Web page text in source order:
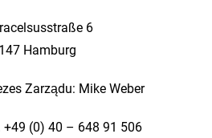
6
Hamburg
Zarządu: Mike Weber
+49 (0) 40 – 648 91 506